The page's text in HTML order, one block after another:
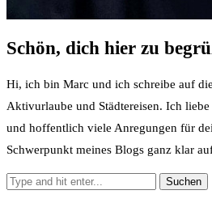
Schön, dich hier zu
Hi, ich bin Marc und ich schreibe auf
Aktivurlaube und Städtereisen. Ich
und hoffentlich viele Anregungen für
Schwerpunkt meines Blogs ganz klar